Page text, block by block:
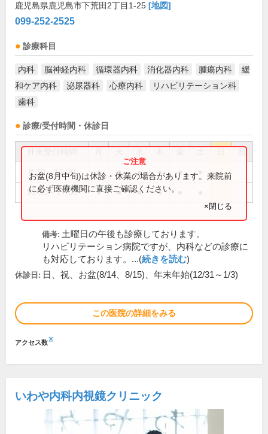
鹿児島県鹿児島市下荒田2丁目1-25 [地図]
099-252-2525
診療科目
内科 脳神経内科 循環器内科 消化器内科 腫瘍内科
緩
和ケア内科
泌尿器科 心療内科
リハビリテーション科
歯科
診療/受付時間・休診日
祝
8:30～12:00 ● ● ● ● ●
13:30～17:00 ● ● ● ●
お盆(8月中旬)は休診・休業の場合があります。来院前
に必ず医療機関に直接ご確認ください。
×閉じる
備考: 土曜日の午後も診療しております。
リハビリテーション病院ですが、内科などの診療に
も対応しております。...(続きを読む)
休診日: 日、祝、お盆(8/14、8/15)、年末年始(12/31～1/3)
この医院の詳細をみる
アクセス数※
いわや内科内視鏡クリニック